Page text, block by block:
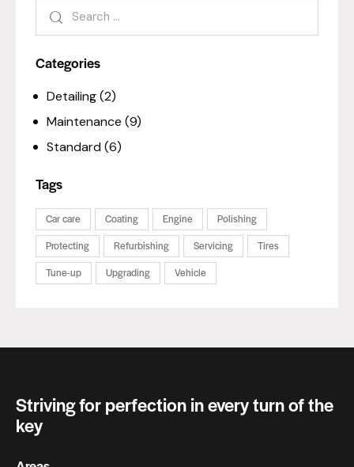
Categories
Detailing(2)
Maintenance (9)
Standard (6)
Tags
Car care Coating Engine
Polishing
Protecting
Refurbishing Servicing
Tires
Tune-up
Upgrading Vehicle
Striving for perfection in every turn of the
key